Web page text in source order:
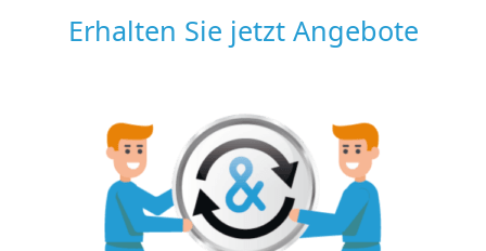
Erhalten Sie jetzt Angebote